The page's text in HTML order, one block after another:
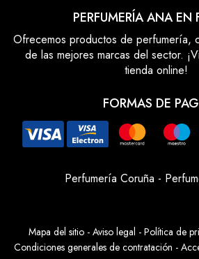
PERFUMERÍA ANA EN
Ofrecemos productos de perfumería,
de las mejores marcas del sector.
tienda online!
FORMAS DE
Perfumería Coruña -
Mapa del sitio- Aviso legal - Política de
Condiciones generales de contratación -